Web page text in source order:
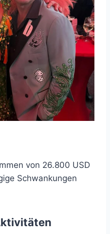
von 26.800 USD
Schwankungen